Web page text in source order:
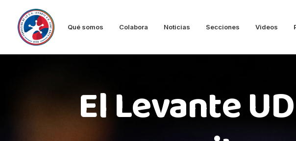
Qué somos Colabora Noticias Secciones Videos
El Levante